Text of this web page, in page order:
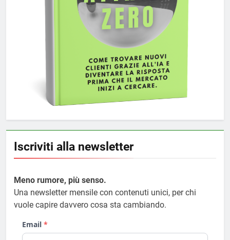
Iscriviti alla newsletter
Meno rumore, più senso.
Una newsletter mensile con contenuti unici, per chi
vuole capire davvero cosa sta cambiando.